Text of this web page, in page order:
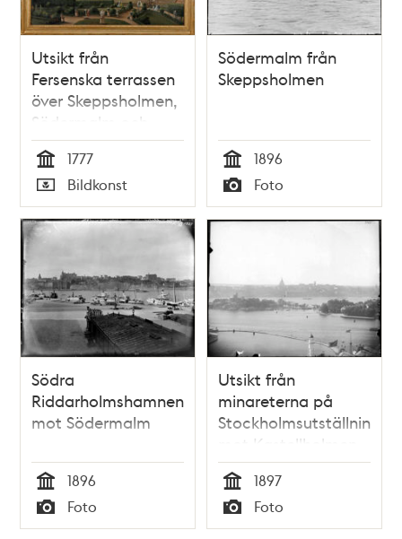
Utsikt från
Fersenska terrassen
över Skeppsholmen,
Södermalm och
Staden
Tid
1777
Typ
Bildkonst
Södermalm från
Skeppsholmen
Tid
1896
Typ
Foto
Södra
Riddarholmshamnen
mot Södermalm
Tid
1896
Typ
Foto
Utsikt från
minareterna på
Stockholmsutställningen
mot Kastellholmen
och Skeppsholmen
med Södermalm i
bakgrunden
Tid
1897
Typ
Foto